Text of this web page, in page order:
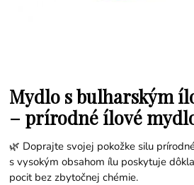
Mydlo s bulharským
– prírodné ílové
🌿 Doprajte svojej pokožke silu
s vysokým obsahom ílu poskytuje
pocit bez zbytočnej chémie.